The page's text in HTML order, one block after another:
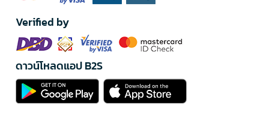
Verified by
ดาวน์โหลดแอป B2S